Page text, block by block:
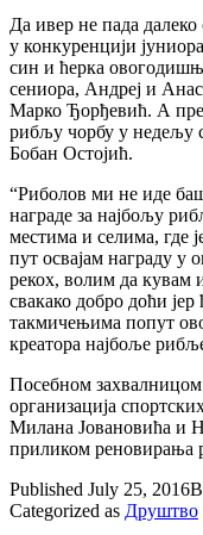
Да ивер не пада
у конкуренцији
син и ћерка
сениора, Андреј и
Марко Ђорђевић. А
рибљу чорбу у недељу
Бобан Остојић.
“Риболов ми не иде
награде за најбољу
местима и селима, где
пут освајам награду у
рекох, волим да кувам
свакако добро доћи
такмичењима попут
креатора најбоље
Посебном
организација
Милана Јовановића и
приликом реновирања
Published July 25, 2016
Categorized as Друштво